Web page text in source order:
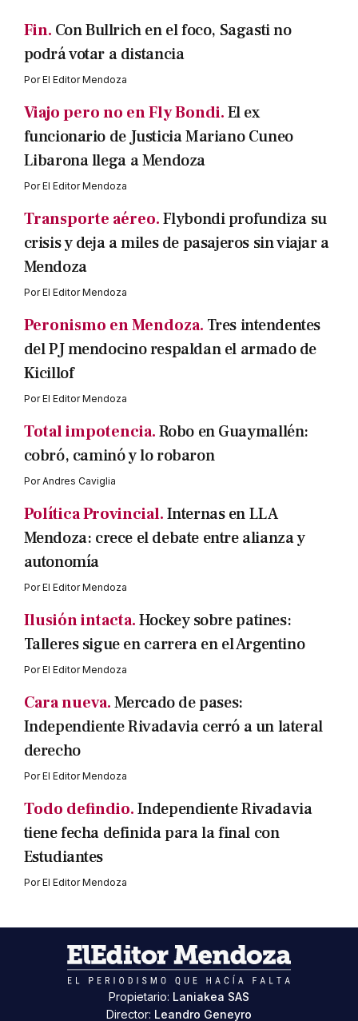
Fin. Con Bullrich en el foco, Sagasti no
podrá votar a distancia
PorEl Editor Mendoza
Viajo pero no en Fly Bondi.El ex
funcionario de Justicia Mariano Cuneo
Libarona llega a Mendoza
PorEl Editor Mendoza
Transporte aéreo.Flybondi profundiza su
crisis y deja a miles de pasajeros sin viajar a
Mendoza
PorEl Editor Mendoza
Peronismo en Mendoza. Tres intendentes
del PJ mendocino respaldan el armado de
Kicillof
PorEl Editor Mendoza
Total impotencia.Robo en Guaymallén:
cobró, caminó y lo robaron
PorAndres Caviglia
Política Provincial.Internas en LLA
Mendoza: crece el debate entre alianza y
autonomía
PorEl Editor Mendoza
Ilusión intacta.Hockey sobre patines:
Talleres sigue en carrera en el Argentino
PorEl Editor Mendoza
Cara nueva.Mercado de pases:
Independiente Rivadavia cerró a un lateral
derecho
PorEl Editor Mendoza
Todo defindio.Independiente Rivadavia
tiene fecha definida para la final con
Estudiantes
PorEl Editor Mendoza
Propietario: Laniakea SAS
Director: Leandro Geneyro